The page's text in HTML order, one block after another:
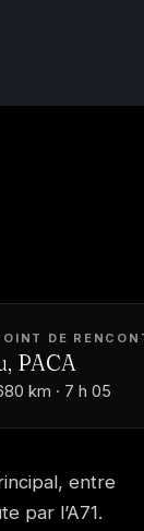
DE
PACA
km · 7 h 05
entre
par l’A71.